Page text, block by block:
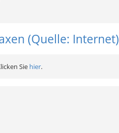
(Quelle: Internet)
Sie hier.